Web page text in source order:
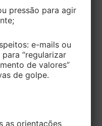
e
Bens
nº
pressão para agir
e-mails ou
“regularizar
de valores”
de golpe.
as orientações